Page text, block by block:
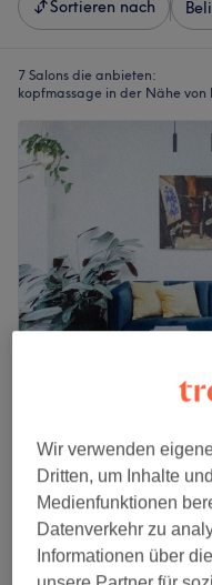
Sortieren nach
7 Salons die anbieten:
kopfmassage in der Nähe
MDC HAIR
4,9
459
Grafenberg,
Gesicht- &
5 Min.
Schnellansicht
Wir verwenden
Dritten, um Inhalte
Medienfunktionen
Datenverkehr zu
Informationen über